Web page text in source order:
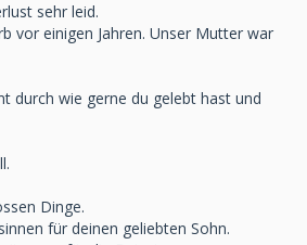
sehr leid.
vor einigen Jahren. Unser Mutter war
durch wie gerne du gelebt hast und
Dinge.
für deinen geliebten Sohn.